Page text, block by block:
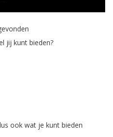
jij kunt bieden?
ook wat je kunt bieden